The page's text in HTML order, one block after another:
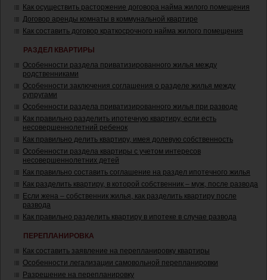
Как осуществить расторжение договора найма жилого помещения
Договор аренды комнаты в коммунальной квартире
Как составить договор краткосрочного найма жилого помещения
РАЗДЕЛ КВАРТИРЫ
Особенности раздела приватизированного жилья между
родственниками
Особенности заключения соглашения о разделе жилья между
супругами
Особенности раздела приватизированного жилья при разводе
Как правильно разделить ипотечную квартиру, если есть
несовершеннолетний ребенок
Как правильно делить квартиру, имея долевую собственность
Особенности раздела квартиры с учетом интересов
несовершеннолетних детей
Как правильно составить соглашение на раздел ипотечного жилья
Как разделить квартиру, в которой собственник – муж, после развода
Если жена – собственник жилья, как разделить квартиру после
развода
Как правильно разделить квартиру в ипотеке в случае развода
ПЕРЕПЛАНИРОВКА
Как составить заявление на перепланировку квартиры
Особенности легализации самовольной перепланировки
Разрешение на перепланировку